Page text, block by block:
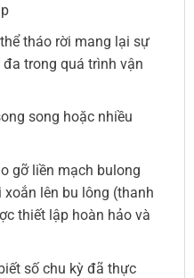
tháo rời mang lại sự
trong quá trình vận
song hoặc nhiều
gỡ liền mạch bulong
lên bu lông (thanh
thiết lập hoàn hảo và
số chu kỳ đã thực